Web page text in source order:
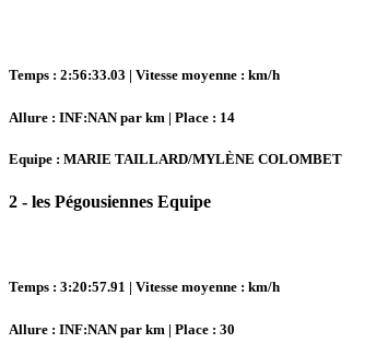
Temps : 2:56:33.03 | Vitesse moyenne : km/h
Allure : INF:NAN par km | Place : 14
Equipe : MARIE TAILLARD/MYLÈNE COLOMBET
2 - les Pégousiennes Equipe
Temps : 3:20:57.91 | Vitesse moyenne : km/h
Allure : INF:NAN par km | Place : 30